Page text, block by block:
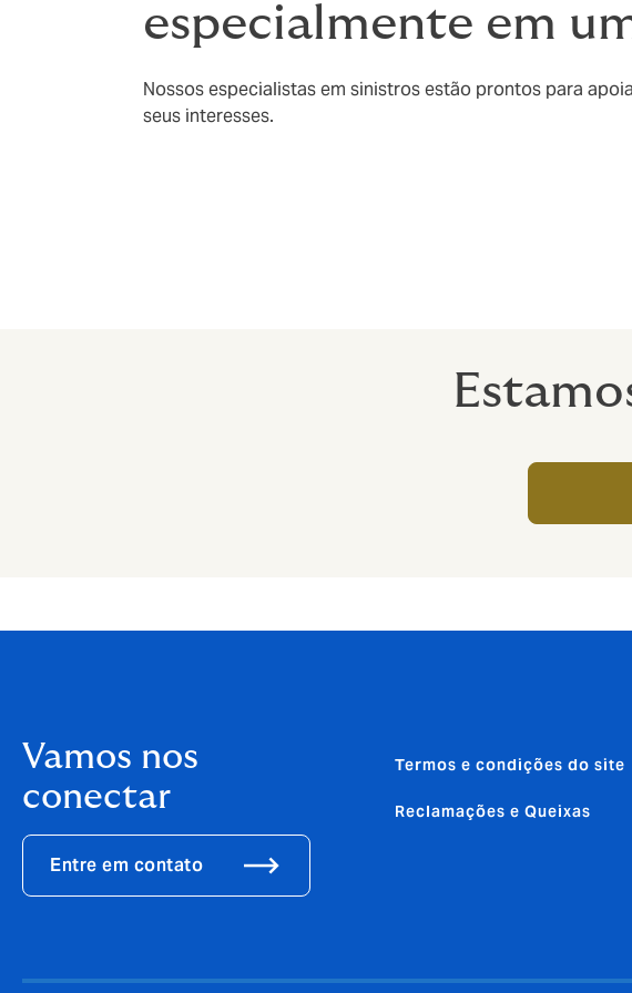
especialmente em
Nossos especialistas em sinistros estão prontos para
seus interesses.
Vamos nos
conectar
Entre em contato
Termos e condições do site
Reclamações e Queixas